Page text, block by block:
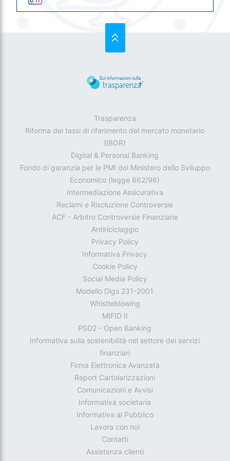
SU
Trasparenza
Riforma dei tassi di riferimento del mercato monetario
(IBOR)
Digital & Personal Banking
Fondo di garanzia per le PMI del Ministero dello Sviluppo
Economico (legge 662/96)
Intermediazione Assicurativa
Reclami e Risoluzione Controversie
ACF - Arbitro Controversie Finanziarie
Antiriciclaggio
Privacy Policy
Informativa Privacy
Cookie Policy
Social Media Policy
Modello Dlgs 231-2001
Whistleblowing
MIFID II
PSD2 - Open Banking
Informativa sulla sostenibilità nel settore dei servizi
finanziari
Firma Elettronica Avanzata
Report Cartolarizzazioni
Comunicazioni e Avvisi
Informativa societaria
Informativa al Pubblico
Lavora con noi
Contatti
Assistenza clienti